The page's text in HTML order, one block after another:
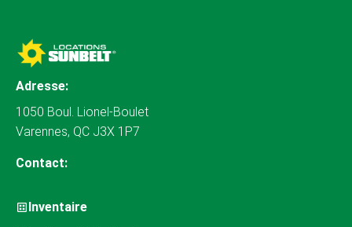
Adresse:
1050 Boul. Lionel-Boulet
Varennes, QC J3X 1P7
Contact:
Inventaire